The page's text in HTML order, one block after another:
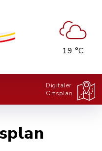
19 °C
Digitaler
Ortsplan